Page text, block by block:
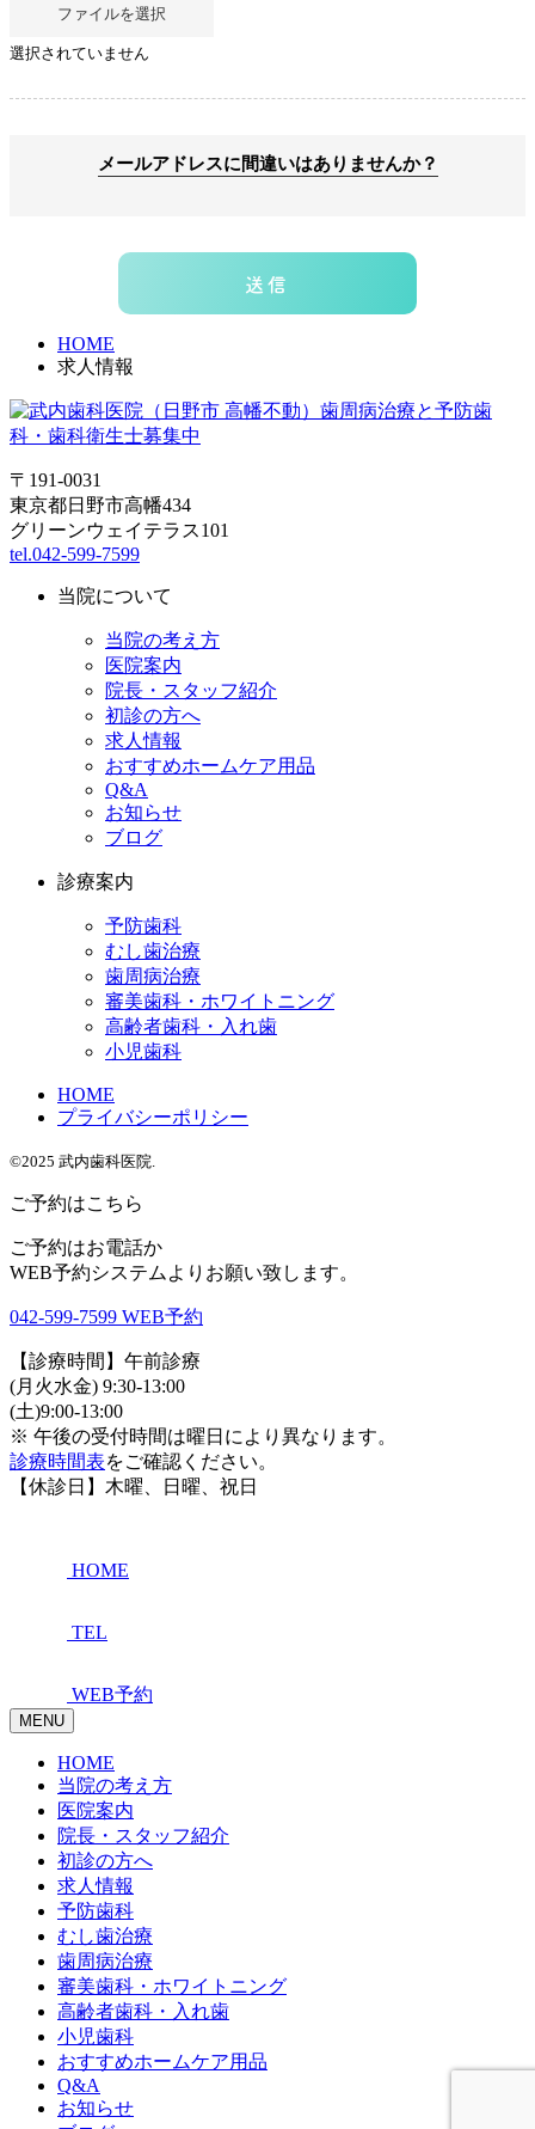
ファイルを選択
選択されていません
メールアドレスに間違いはありませんか？
HOME
求人情報
〒191-0031
東京都日野市高幡434
グリーンウェイテラス101
tel.042-599-7599
当院について
当院の考え方
医院案内
院長・スタッフ紹介
初診の方へ
求人情報
おすすめホームケア用品
Q&A
お知らせ
ブログ
診療案内
予防歯科
むし歯治療
歯周病治療
審美歯科・ホワイトニング
高齢者歯科・入れ歯
小児歯科
HOME
プライバシーポリシー
©2025 武内歯科医院.
ご予約はこちら
ご予約はお電話か
WEB予約システムよりお願い致します。
042-599-7599 WEB予約
【診療時間】午前診療
(月火水金) 9:30-13:00
(土)9:00-13:00
※ 午後の受付時間は曜日により異なります。
診療時間表をご確認ください。
【休診日】木曜、日曜、祝日
HOME
TEL
WEB予約
MENU
HOME
当院の考え方
医院案内
院長・スタッフ紹介
初診の方へ
求人情報
予防歯科
むし歯治療
歯周病治療
審美歯科・ホワイトニング
高齢者歯科・入れ歯
小児歯科
おすすめホームケア用品
Q&A
お知らせ